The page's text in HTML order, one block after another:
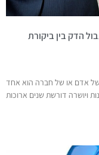
הדק בין ביקורת
של אדם או של חברה הוא אחד
ויושרה דורשת שנים ארוכות